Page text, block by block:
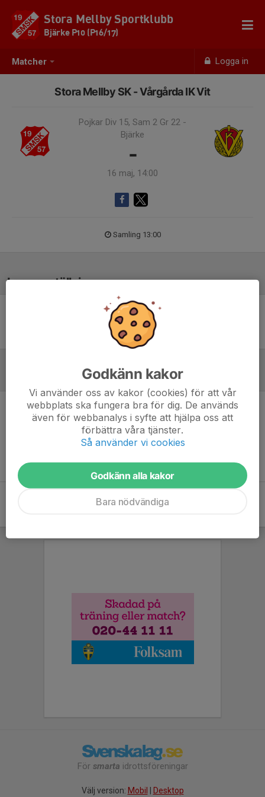
Matcher Logga in
Stora Mellby Sportklubb
Bjärke P10 (P16/17)
Stora Mellby SK - Vårgårda IK Vit
Pojkar Div 15, Sam 2 Gr 22 -
Bjärke
-
16 maj, 14:00
Samling 13:00
Laguppställning
Ingen uppställning ifylld
Inget referat skrivet
För smarta idrottsföreningar
Välj version: Mobil Desktop
Godkänn kakor
Vi använder oss av kakor (cookies) för att vår
webbplats ska fungera bra för dig. De används
även för webbanalys i syfte att hjälpa oss att
förbättra våra tjänster.
Så använder vi cookies
Godkänn alla kakor
Bara nödvändiga